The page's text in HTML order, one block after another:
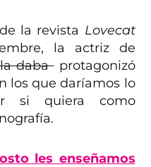
la revista Lovecat
la actriz de
dabaprotagonizó
los que daríamos lo
si quiera como
les enseñamos